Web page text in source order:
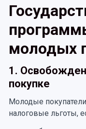
молодых
1.
покупке
Молодые
налоговые льготы,